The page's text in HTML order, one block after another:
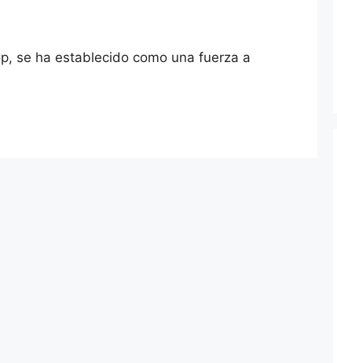
se ha establecido como una fuerza a